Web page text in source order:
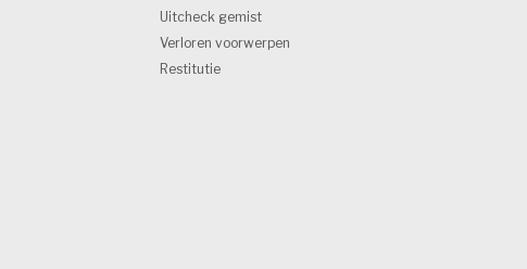
Uitcheck gemist
Verloren voorwerpen
Restitutie